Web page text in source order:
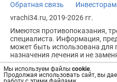
Мы используем файлы cookie.
Продолжая использовать сайт, вы
Обратная связь Инвесторам
vrachi34.ru, 2019-2026 гг.
Имеются противопоказания,
специалиста. Информация,
может быть использована для
назначения лечения и не
Возрастное ограничение: 18+